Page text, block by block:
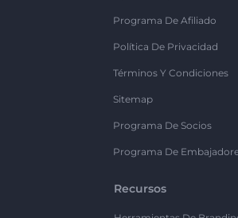
Programa De Afiliado
Política De Privacidad
Términos Y Condiciones
Sitemap
Programa De Socios
Programa De
Recursos